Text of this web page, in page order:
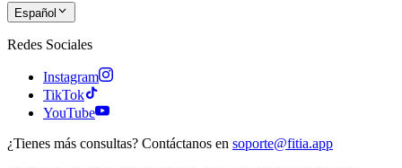
Español
Redes Sociales
Instagram
TikTok
YouTube
¿Tienes más consultas? Contáctanos en soporte@fitia.app